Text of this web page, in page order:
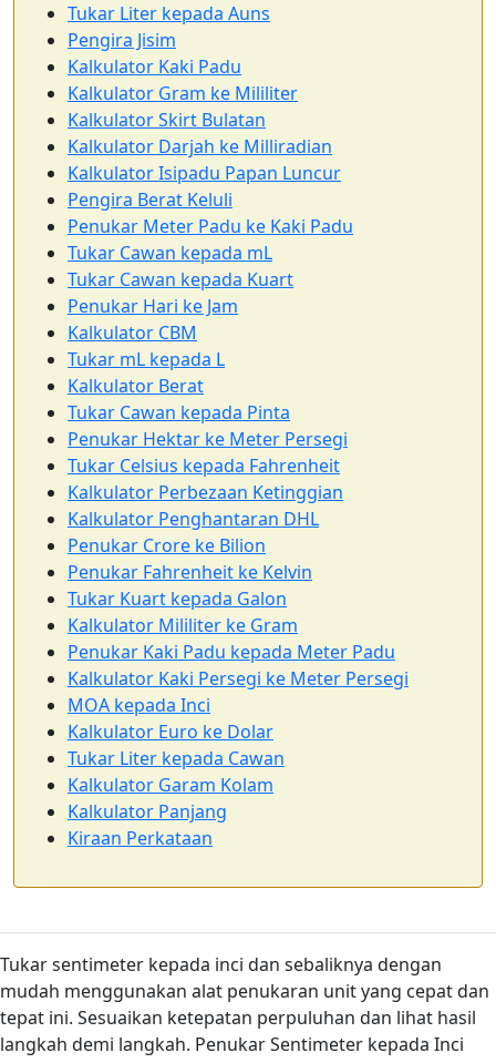
Tukar Liter kepada Auns
Pengira Jisim
Kalkulator Kaki Padu
Kalkulator Gram ke Mililiter
Kalkulator Skirt Bulatan
Kalkulator Darjah ke Milliradian
Kalkulator Isipadu Papan Luncur
Pengira Berat Keluli
Penukar Meter Padu ke Kaki Padu
Tukar Cawan kepada mL
Tukar Cawan kepada Kuart
Penukar Hari ke Jam
Kalkulator CBM
Tukar mL kepada L
Kalkulator Berat
Tukar Cawan kepada Pinta
Penukar Hektar ke Meter Persegi
Tukar Celsius kepada Fahrenheit
Kalkulator Perbezaan Ketinggian
Kalkulator Penghantaran DHL
Penukar Crore ke Bilion
Penukar Fahrenheit ke Kelvin
Tukar Kuart kepada Galon
Kalkulator Mililiter ke Gram
Penukar Kaki Padu kepada Meter Padu
Kalkulator Kaki Persegi ke Meter Persegi
MOA kepada Inci
Kalkulator Euro ke Dolar
Tukar Liter kepada Cawan
Kalkulator Garam Kolam
Kalkulator Panjang
Kiraan Perkataan
Tukar sentimeter kepada inci dan sebaliknya dengan
mudah menggunakan alat penukaran unit yang cepat dan
tepat ini. Sesuaikan ketepatan perpuluhan dan lihat hasil
langkah demi langkah. Penukar Sentimeter kepada Inci